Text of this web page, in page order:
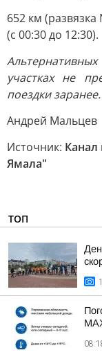
652 км
(с 00:30 до 12:30).
участках не
поездки заранее.
Андрей Мальцев
Источник:
Ямала"
ТОП